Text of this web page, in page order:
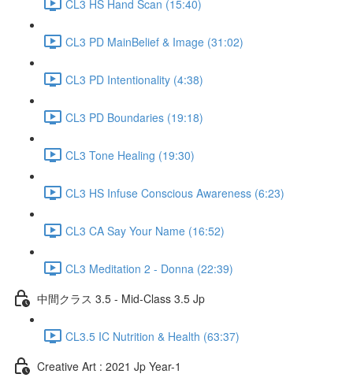
CL3 HS Hand Scan (15:40)
CL3 PD MainBelief & Image (31:02)
CL3 PD Intentionality (4:38)
CL3 PD Boundaries (19:18)
CL3 Tone Healing (19:30)
CL3 HS Infuse Conscious Awareness (6:23)
CL3 CA Say Your Name (16:52)
CL3 Meditation 2 - Donna (22:39)
中間クラス 3.5 - Mid-Class 3.5 Jp
CL3.5 IC Nutrition & Health (63:37)
Creative Art : 2021 Jp Year-1